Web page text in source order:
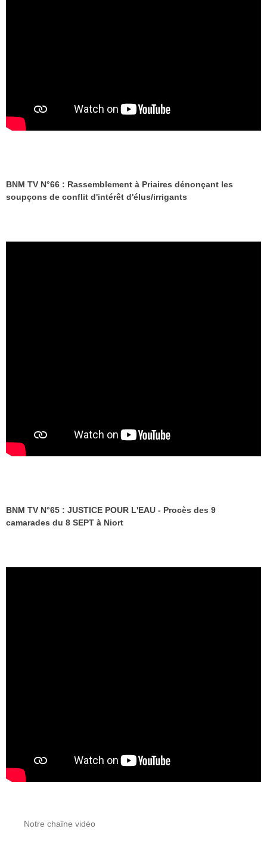
BNM TV N°66 : Rassemblement à Priaires dénonçant les
soupçons de conflit d'intérêt d'élus/irrigants
BNM TV N°65 : JUSTICE POUR L'EAU - Procès des 9
camarades du 8 SEPT à Niort
Notre chaîne vidéo